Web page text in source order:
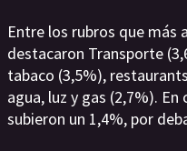
Entre los rubros que más
destacaron Transporte
tabaco (3,5%),
agua, luz y gas (2,7%).
subieron un 1,4%, por